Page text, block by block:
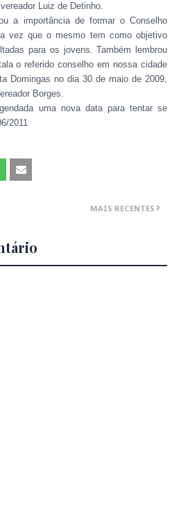
Luiz de Detinho.
a importância de formar o Conselho
vez que o mesmo tem como objetivo
para os jovens. Também lembrou
o referido conselho em nossa cidade
Domingas no dia 30 de maio de 2009,
Borges.
uma nova data para tentar se
2011
MAIS RECENTES